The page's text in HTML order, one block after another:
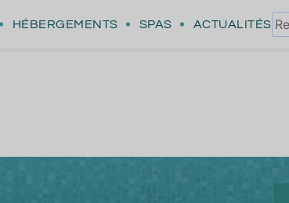
HÉBERGEMENTS SPAS ACTUALITÉS